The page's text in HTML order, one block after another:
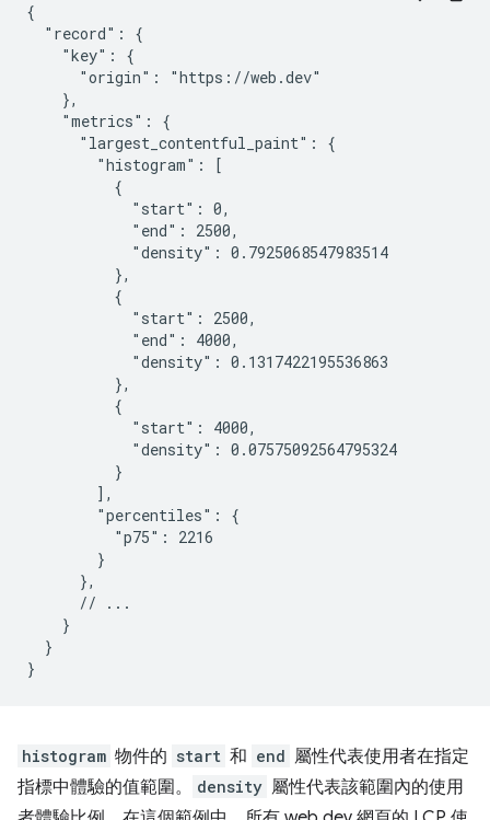
{
  "record": {
    "key": {
      "origin": "https://web.dev"
    },
    "metrics": {
      "largest_contentful_paint": {
        "histogram": [
          {
            "start": 0,
            "end": 2500,
            "density": 0.7925068547983514
          },
          {
            "start": 2500,
            "end": 4000,
            "density": 0.1317422195536863
          },
          {
            "start": 4000,
            "density": 0.07575092564795324
          }
        ],
        "percentiles": {
          "p75": 2216
        }
      },
      // ...
    }
  }
histogram 物件的 start 和 end 屬性代表使用者在指定
指標中體驗的值範圍。
density 屬性代表該範圍內的使用